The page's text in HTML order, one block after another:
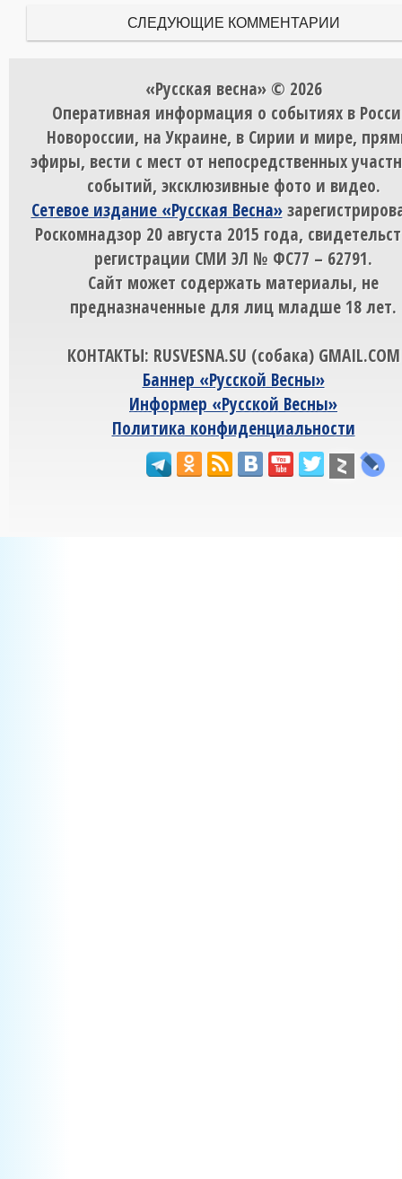
СЛЕДУЮЩИЕ КОММЕНТАРИИ
«Русская весна» © 2026
Оперативная информация о событиях в
Новороссии, на Украине, в Сирии и мире,
эфиры, вести с мест от непосредственных
событий, эксклюзивные фото и видео.
Сетевое издание «Русская Весна»
Роскомнадзор 20 августа 2015 года,
регистрации СМИ ЭЛ № ФС77 – 62791.
Сайт может содержать материалы, не
предназначенные для лиц младше 18 лет.
КОНТАКТЫ: RUSVESNA.SU (собака) GMAIL.COM
Баннер «Русской Весны»
Информер «Русской Весны»
Политика конфиденциальности